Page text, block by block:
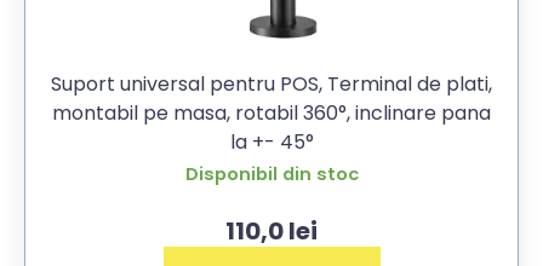
Suport universal pentru POS, Terminal de plati,
montabil pe masa, rotabil 360°, inclinare pana
la +- 45°
Disponibil din stoc
110,0lei